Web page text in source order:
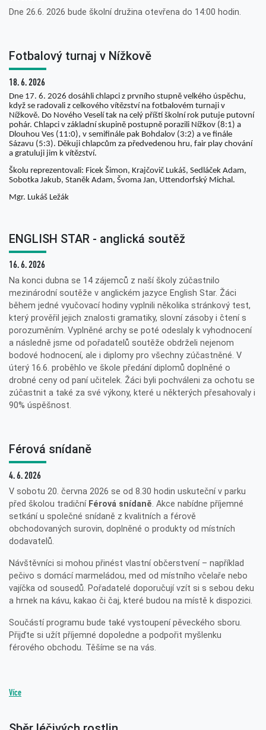
Dne 26.6. 2026 bude školní družina otevřena do 14:00 hodin.
Fotbalový turnaj v Nížkově
18. 6. 2026
Dne 17. 6. 2026 dosáhli chlapci z prvního stupně velkého úspěchu,
když se radovali z celkového vítězství na fotbalovém turnaji v
Nížkově. Do Nového Veselí tak na celý příští školní rok putuje putovní
pohár. Chlapci v základní skupině postupně porazili Nížkov (8:1) a
Dlouhou Ves (11:0), v semifinále pak Bohdalov (3:2) a ve finále
Sázavu (5:3). Děkuji chlapcům za předvedenou hru, fair play chování
a gratuluji jim k vítězství.
Školu reprezentovali: Ficek Šimon, Krajčovič Lukáš, Sedláček Adam,
Sobotka Jakub, Staněk Adam, Švoma Jan, Uttendorfský Michal.
Mgr. Lukáš Ležák
ENGLISH STAR - anglická soutěž
16. 6. 2026
Na konci dubna se 14 zájemců z naší školy zúčastnilo
mezinárodní soutěže v anglickém jazyce English Star. Žáci
během jedné vyučovací hodiny vyplnili několika stránkový test,
který prověřil jejich znalosti gramatiky, slovní zásoby i čtení s
porozuměním. Vyplněné archy se poté odeslaly k vyhodnocení
a následně jsme od pořadatelů soutěže obdrželi nejenom
bodové hodnocení, ale i diplomy pro všechny zúčastněné. V
úterý 16.6. proběhlo ve škole předání diplomů doplněné o
drobné ceny od paní učitelek. Žáci byli pochváleni za ochotu se
zúčastnit a také za své výkony, které u některých přesahovaly i
90% úspěšnost.
Férová snídaně
4. 6. 2026
V sobotu 20. června 2026 se od 8.30 hodin uskuteční v parku
před školou tradiční Férová snídaně. Akce nabídne příjemné
setkání u společné snídaně z kvalitních a férově
obchodovaných surovin, doplněné o produkty od místních
dodavatelů.
Návštěvníci si mohou přinést vlastní občerstvení – například
pečivo s domácí marmeládou, med od místního včelaře nebo
vajíčka od sousedů. Pořadatelé doporučují vzít si s sebou deku
a hrnek na kávu, kakao či čaj, které budou na místě k dispozici.
Součástí programu bude také vystoupení pěveckého sboru.
Přijďte si užít příjemné dopoledne a podpořit myšlenku
férového obchodu. Těšíme se na vás.
Více